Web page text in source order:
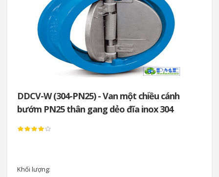
DDCV-W (304-PN25) - Van một chiều cánh
bướm PN25 thân gang dẻo đĩa inox 304
Khối lượng: